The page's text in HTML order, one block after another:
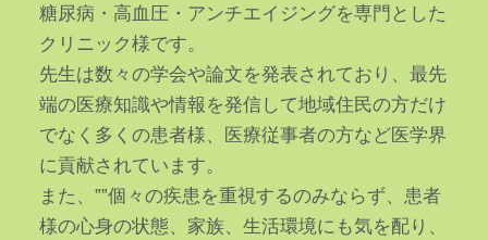
糖尿病・高血圧・アンチエイジングを専門とした
クリニック様です。
先生は数々の学会や論文を発表されており、最先
端の医療知識や情報を発信して地域住民の方だけ
でなく多くの患者様、医療従事者の方など医学界
に貢献されています。
また、””個々の疾患を重視するのみならず、患者
様の心身の状態、家族、生活環境にも気を配り、